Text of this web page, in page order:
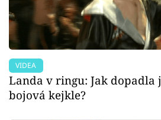
VIDEA
Landa v ringu: Jak dopadla
bojová kejkle?